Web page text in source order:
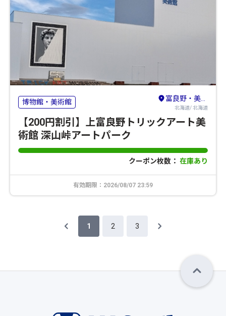
博物館・美術館 富良野・美瑛・トマム
北海道/ 北海道
【200円割引】上富良野トリックアート美
術館 深山峠アートパーク
クーポン枚数： 在庫あり
有効期限：2026/08/07 23:59
1 2 3